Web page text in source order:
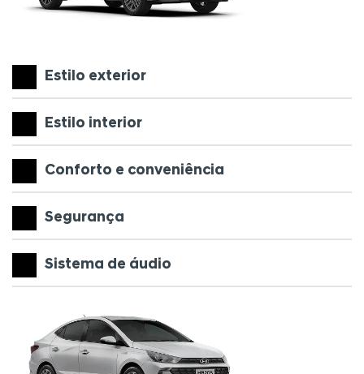
Estilo exterior
Estilo interior
Conforto e conveniência
Segurança
Sistema de áudio